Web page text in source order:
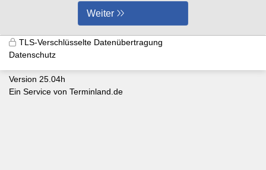
Weiter
TLS-Verschlüsselte Datenübertragung
Datenschutz
Version 25.04h
Ein Service von Terminland.de